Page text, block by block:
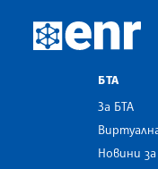
БТА
За БТА
Новини